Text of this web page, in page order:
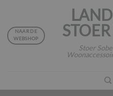
inhoud
Stoer
NAAR DE
WEBSHOP